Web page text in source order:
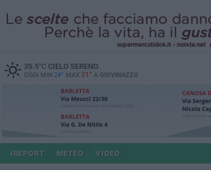
35.5°CCIELO SERENO
OGGI MIN 24° MAX 31° A GIOVINAZZO
IREPORT METEO VIDEO